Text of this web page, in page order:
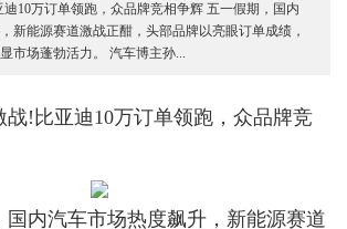
10万订单领跑，众品牌竞相争辉 五一假期，国内
新能源赛道激战正酣，头部品牌以亮眼订单成绩，
市场蓬勃活力。 汽车博主孙...
战!比亚迪10万订单领跑，众品牌竞
国内汽车市场热度飙升，新能源赛道